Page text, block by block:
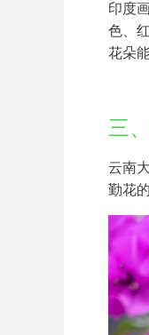
印度
色、
花朵
三
云南
勤花